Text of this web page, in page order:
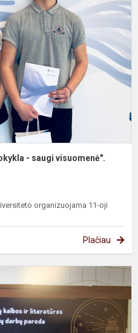
- saugi visuomenė".
organizuojama 11-oji
Plačiau